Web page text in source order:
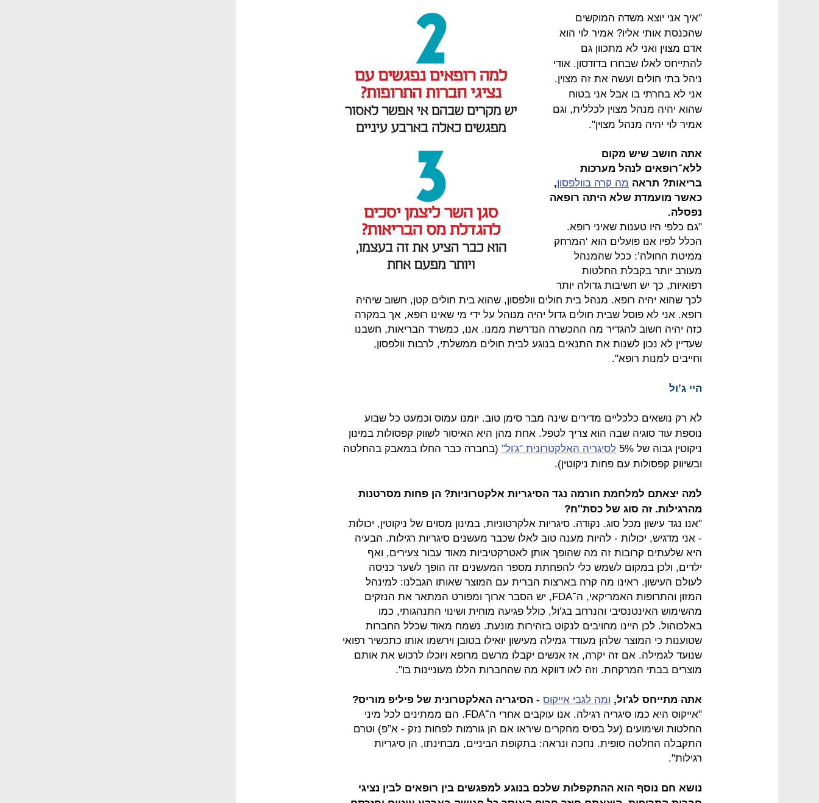
"איך אני יוצא משדה המוקשים
שהכנסת אותי אליו? אמיר לוי הוא
אדם מצוין ואני לא מתכוון גם
להתייחס לאלו שבחרו בדודסון. אודי
ניהל בתי חולים ועשה את זה מצוין.
אני לא בחרתי בו אבל אני בטוח
שהוא יהיה מנהל מצוין לכללית, וגם
אמיר לוי יהיה מנהל מצוין".
אתה חושב שיש מקום
ללא־רופאים לנהל מערכות
בריאות? תראה מה קרה בוולפסון,
כאשר מועמדת שלא היתה רופאה
נפסלה.
"גם כלפי היו טענות שאיני רופא.
הכלל לפיו אנו פועלים הוא ‘המרחק
ממיטת החולה’: ככל שהמנהל
מעורב יותר בקבלת החלטות
רפואיות, כך יש חשיבות גדולה יותר
לכך שהוא יהיה רופא. מנהל בית חולים וולפסון, שהוא בית חולים קטן, חשוב שיהיה
רופא. אני לא פוסל שבית חולים גדול יהיה מנוהל על ידי מי שאינו רופא, אך במקרה
כזה יהיה חשוב להגדיר מה ההכשרה הנדרשת ממנו. אנו, כמשרד הבריאות, חשבנו
שעדיין לא נכון לשנות את התנאים בנוגע לבית חולים ממשלתי, לרבות וולפסון,
וחייבים למנות רופא".
היי ג’ול
לא רק נושאים כלכליים מדירים שינה מבר סימן טוב. יומנו עמוס וכמעט כל שבוע
נוספת עוד סוגיה שבה הוא צריך לטפל. אחת מהן היא האיסור לשווק קפסולות במינון
ניקוטין גבוה של 5%
לסיגריה האלקטרונית "ג'ול" (בחברה כבר החלו במאבק בהחלטה
ובשיווק קפסולות עם פחות ניקוטין).
למה יצאתם למלחמת חורמה נגד הסיגריות אלקטרוניות? הן פחות מסרטנות
מהרגילות. זה סוג של כסת''ח?
"אנו נגד עישון מכל סוג. נקודה. סיגריות אלקרטוניות, במינון מסוים של ניקוטין, יכולות
- אני מדגיש, יכולות - להיות מענה טוב לאלו שכבר מעשנים סיגריות רגילות. הבעיה
היא שלעתים קרובות זה מה שהופך אותן לאטרקטיביות מאוד עבור צעירים, ואף
ילדים, ולכן במקום לשמש כלי להפחתת מספר המעשנים זה הופך לשער כניסה
לעולם העישון. ראינו מה קרה בארצות הברית עם המוצר שאותו הגבלנו: למינהל
המזון והתרופות האמריקאי, ה־FDA, יש הסבר ארוך ומפורט המתאר את הנזקים
מהשימוש האינטנסיבי והנרחב בג’ול, כולל פגיעה מוחית ושינוי התנהגותי, כמו
באלכוהול. לכן היינו מחויבים לנקוט בזהירות מונעת. נשמח מאוד שכלל החברות
שטוענות כי המוצר שלהן מעודד גמילה מעישון יואילו בטובן וירשמו אותו כתכשיר רפואי
שנועד לגמילה. אם זה יקרה, אז אנשים יקבלו מרשם מרופא ויוכלו לרכוש את אותם
מוצרים בבתי המרקחת. וזה לאו דווקא מה שהחברות הללו מעוניינות בו".
אתה מתייחס לג'ול, ומה לגבי אייקוס - הסיגריה האלקטרונית של פיליפ מוריס?
"אייקוס היא כמו סיגריה רגילה. אנו עוקבים אחרי ה־FDA. הם ממתינים לכל מיני
החלטות ושימועים (על בסיס מחקרים שיראו אם הן גורמות לפחות נזק - א”פ) וטרם
התקבלה החלטה סופית. נחכה ונראה: בתקופת הביניים, מבחינתו, הן סיגריות
רגילות".
נושא חם נוסף הוא ההתקפלות שלכם בנוגע למפגשים בין רופאים לבין נציגי